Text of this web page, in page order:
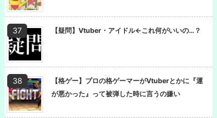
【疑問】Vtuber・アイドル←これ何がいいの…？
【格ゲー】プロの格ゲーマーがVtuberとかに『運
が悪かった』って被弾した時に言うの嫌い